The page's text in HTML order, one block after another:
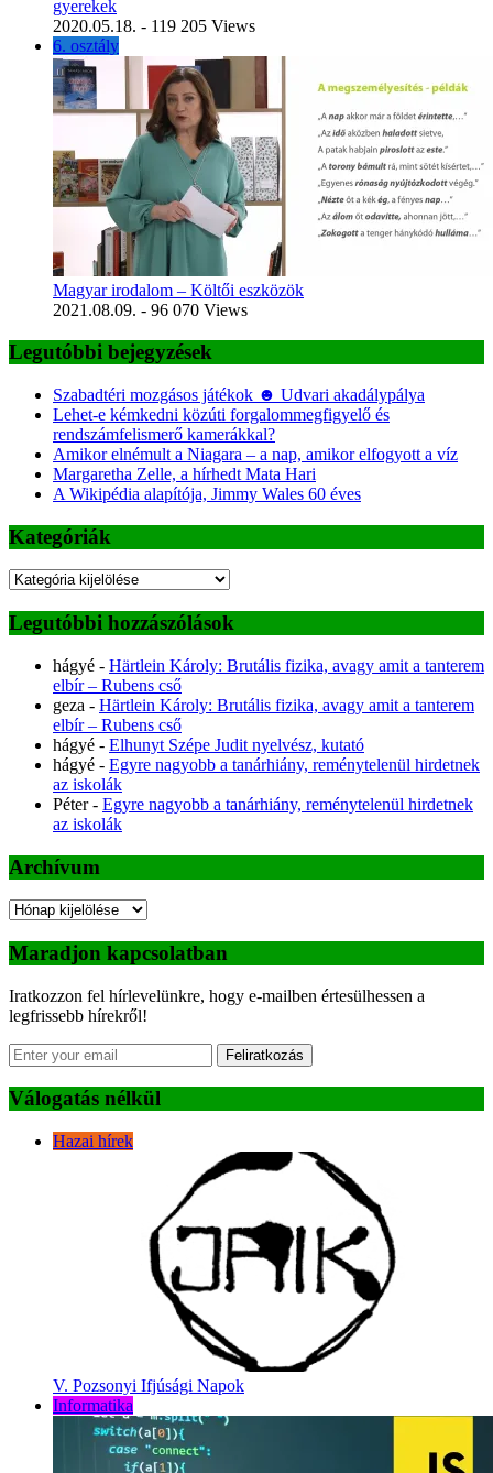
gyerekek
2020.05.18. - 119 205 Views
6. osztály
Magyar irodalom – Költői eszközök
2021.08.09. - 96 070 Views
Legutóbbi bejegyzések
Szabadtéri mozgásos játékok ☻ Udvari akadálypálya
Lehet-e kémkedni közúti forgalommegfigyelő és
rendszámfelismerő kamerákkal?
Amikor elnémult a Niagara – a nap, amikor elfogyott a víz
Margaretha Zelle, a hírhedt Mata Hari
A Wikipédia alapítója, Jimmy Wales 60 éves
Kategóriák
Kategóriák
Legutóbbi hozzászólások
hágyé - Härtlein Károly: Brutális fizika, avagy amit a tanterem
elbír – Rubens cső
geza - Härtlein Károly: Brutális fizika, avagy amit a tanterem
elbír – Rubens cső
hágyé - Elhunyt Szépe Judit nyelvész, kutató
hágyé - Egyre nagyobb a tanárhiány, reménytelenül hirdetnek
az iskolák
Péter- Egyre nagyobb a tanárhiány, reménytelenül hirdetnek
az iskolák
Archívum
Archívum
Maradjon kapcsolatban
Iratkozzon fel hírlevelünkre, hogy e-mailben értesülhessen a
legfrissebb hírekről!
Feliratkozás
Válogatás nélkül
Hazai hírek
V. Pozsonyi Ifjúsági Napok
Informatika